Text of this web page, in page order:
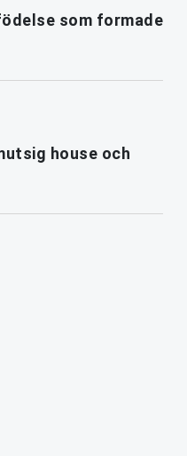
som formade
house och